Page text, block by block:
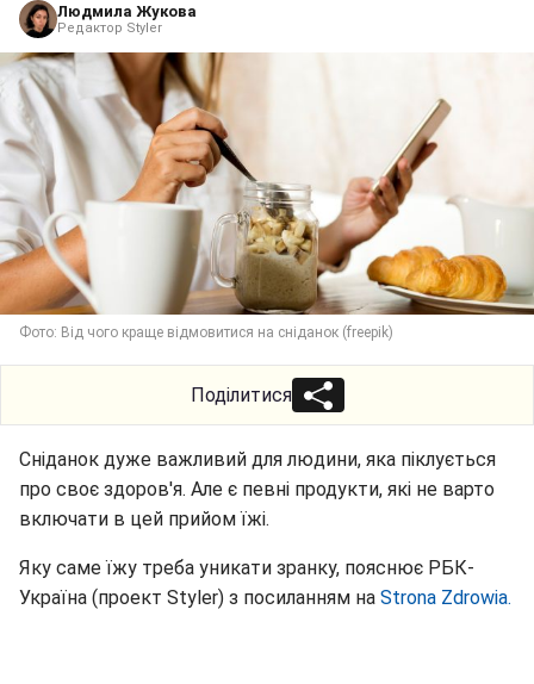
Людмила Жукова
Редактор Styler
Фото: Від чого краще відмовитися на сніданок (freepik)
Поділитися
Сніданок дуже важливий для людини, яка піклується
про своє здоров'я. Але є певні продукти, які не варто
включати в цей прийом їжі.
Яку саме їжу треба уникати зранку, пояснює РБК-
Україна (проект Styler) з посиланням на Strona Zdrowia.